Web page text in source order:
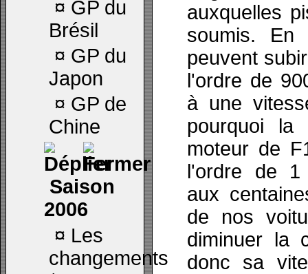
¤ GP du
Brésil
¤ GP du
Japon
¤ GP de
Chine
Saison
2006
¤ Les
changements
auxquelles
soumis. En
peuvent
l'ordre de
à une
pourquoi
moteur de
l'ordre de 1
aux
de nos
diminuer la
donc sa